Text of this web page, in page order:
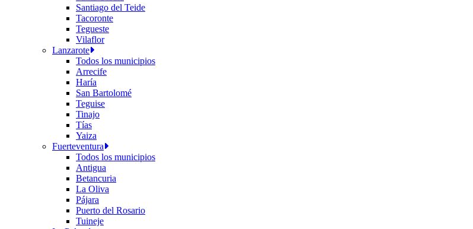
Santiago del Teide
Tacoronte
Tegueste
Vilaflor
Lanzarote
Todos los municipios
Arrecife
Haría
San Bartolomé
Teguise
Tinajo
Tías
Yaiza
Fuerteventura
Todos los municipios
Antigua
Betancuria
La Oliva
Pájara
Puerto del Rosario
Tuineje